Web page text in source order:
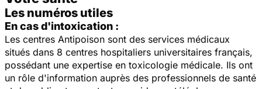
Les numéros utiles
En cas d'intoxication :
Les centres Antipoison sont des services médicaux
situés dans 8 centres hospitaliers universitaires français,
possédant une expertise en toxicologie médicale. Ils ont
un rôle d'information auprès des professionnels de santé